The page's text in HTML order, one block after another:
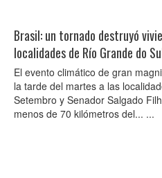
Brasil: un tornado destruyó
localidades de Río Grande do
El evento climático de gran
la tarde del martes a las
Setembro y Senador Salgado
menos de 70 kilómetros del... ...